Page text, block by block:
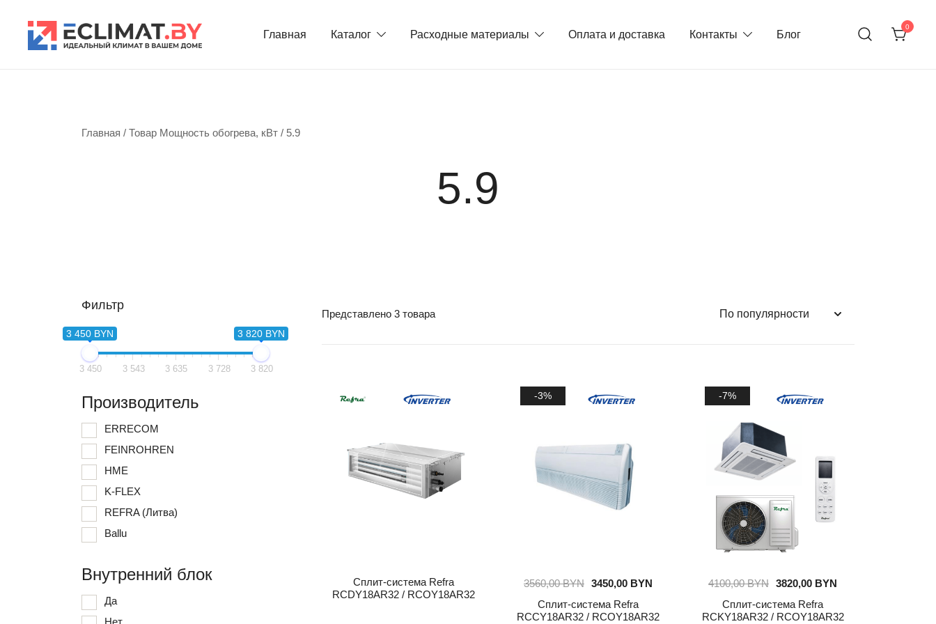
содержимому
Главная Каталог Расходные материалы Оплата и доставка Контакты Блог
0
Главная / Товар Мощность обогрева, кВт / 5.9
5.9
Представлено 3 товара
Сплит-система Refra
RCDY18AR32 / RCOY18AR32
-3%
3560,00BYN 3450,00 BYN
Сплит-система Refra
RCCY18AR32 / RCOY18AR32
-7%
4100,00BYN 3820,00 BYN
Сплит-система Refra
RCKY18AR32 / RCOY18AR32
Фильтр
3 450 BYN 3 820 BYN
3 450 3 543 3 635 3 728 3 820
Производитель
ERRECOM
FEINROHREN
HME
K-FLEX
REFRA (Литва)
Ballu
Внутренний блок
Да
Нет